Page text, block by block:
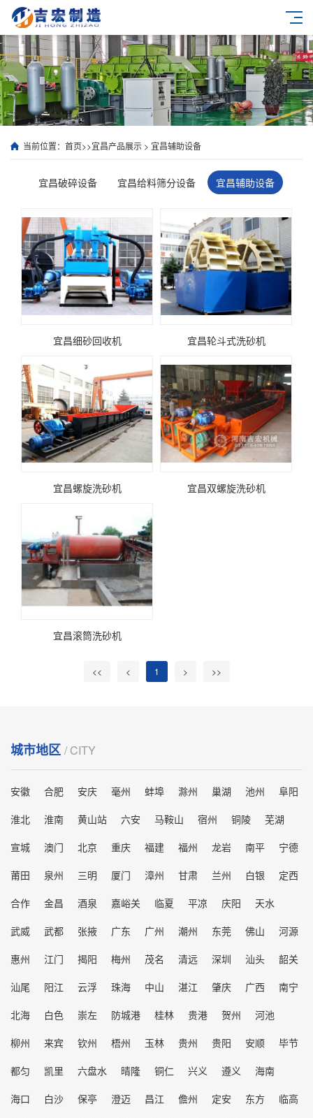
当前位置： 首页>>宜昌产品展示 > 宜昌辅助设备
宜昌破碎设备 宜昌给料筛分设备 宜昌辅助设备
宜昌细砂回收机 宜昌轮斗式洗砂机
宜昌螺旋洗砂机 宜昌双螺旋洗砂机
宜昌滚筒洗砂机
<< < 1 > >>
城市地区 / CITY
安徽 合肥 安庆 毫州 蚌埠 滁州 巢湖 池州
阜阳
淮北
淮南 黄山站 六安 马鞍山 宿州 铜陵
芜湖
宣城
澳门 北京 重庆 福建 福州 龙岩 南平
宁德
莆田
泉州 三明 厦门 漳州 甘肃 兰州 白银
定西
合作
金昌 酒泉 嘉峪关 临夏 平凉 庆阳
天水
武威
武都 张掖 广东 广州 潮州 东莞 佛山
河源
惠州
江门 揭阳 梅州 茂名 清远 深圳 汕头
韶关
汕尾
阳江 云浮 珠海 中山 湛江 肇庆 广西
南宁
北海
白色 崇左 防城港 桂林 贵港 贺州
河池
柳州
来宾 钦州 梧州 玉林 贵州 贵阳 安顺
毕节
都匀
凯里 六盘水 晴隆 铜仁 兴义 遵义
海南
海口
白沙 保亭 澄迈 昌江 儋州 定安 东方
临高